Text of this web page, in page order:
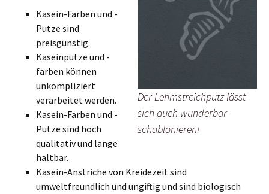
Der Lehmstreichputz lässt
sich auch wunderbar
schablonieren!
Kasein-Farben und -
Putze sind
preisgünstig.
Kaseinputze und -
farben können
unkompliziert
verarbeitet werden.
Kasein-Farben und -
Putze sind hoch
qualitativ und lange
haltbar.
Kasein-Anstriche von Kreidezeit sind
umweltfreundlich und ungiftig und sind biologisch